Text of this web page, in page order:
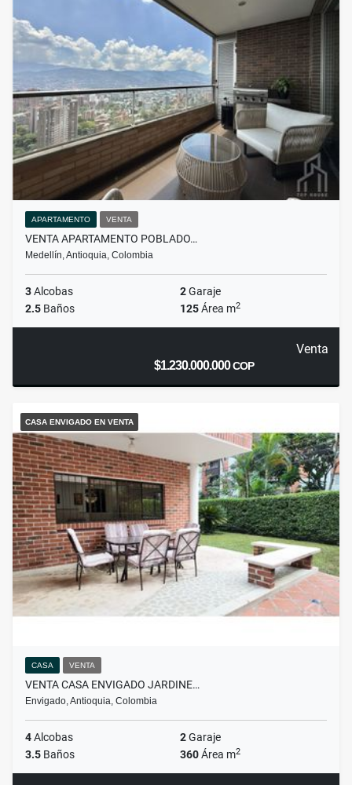
APARTAMENTO VENTA
VENTA APARTAMENTO POBLADO…
Medellín, Antioquia, Colombia
3Alcobas 2Garaje
2.5 Baños 125Área m2
Venta
$1.230.000.000COP
CASA ENVIGADO EN VENTA
CASA VENTA
VENTA CASA ENVIGADO JARDINE…
Envigado, Antioquia, Colombia
4Alcobas 2Garaje
3.5 Baños 360Área m2